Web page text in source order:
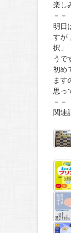
楽し
－－
明日
すが
択」
うで
初め
ます
思っ
－－
関連